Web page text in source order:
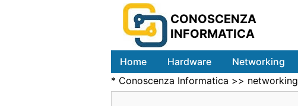
CONOSCENZA
INFORMATICA
Home Hardware Networking
* Conoscenza Informatica >> networking